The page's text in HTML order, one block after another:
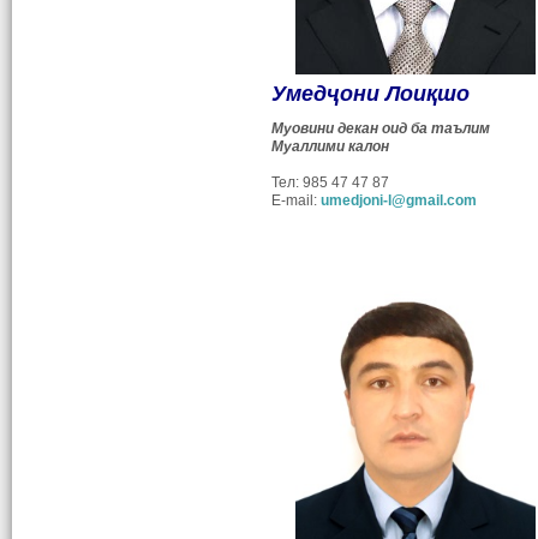
Умедҷони Лоиқшо
Муовини декан оид ба таълим
Муаллими калон
Тел: 985 47 47 87
E-mail: umedjoni-l@gmail.com